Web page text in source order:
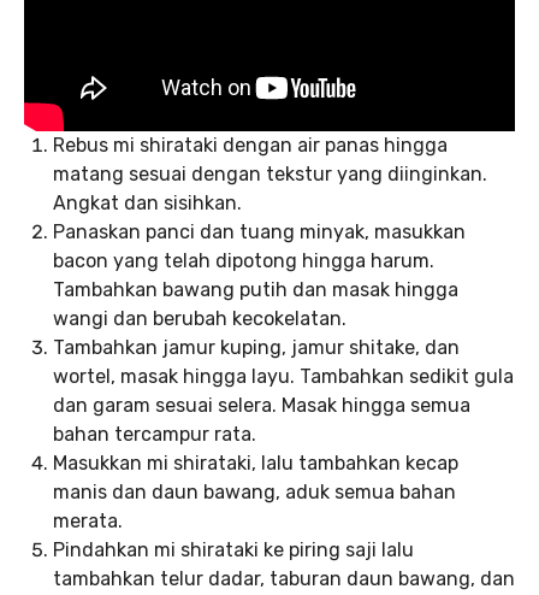
Rebus mi shirataki dengan air panas hingga
matang sesuai dengan tekstur yang diinginkan.
Angkat dan sisihkan.
Panaskan panci dan tuang minyak, masukkan
bacon yang telah dipotong hingga harum.
Tambahkan bawang putih dan masak hingga
wangi dan berubah kecokelatan.
Tambahkan jamur kuping, jamur shitake, dan
wortel, masak hingga layu. Tambahkan sedikit gula
dan garam sesuai selera. Masak hingga semua
bahan tercampur rata.
Masukkan mi shirataki, lalu tambahkan kecap
manis dan daun bawang, aduk semua bahan
merata.
Pindahkan mi shirataki ke piring saji lalu
tambahkan telur dadar, taburan daun bawang, dan